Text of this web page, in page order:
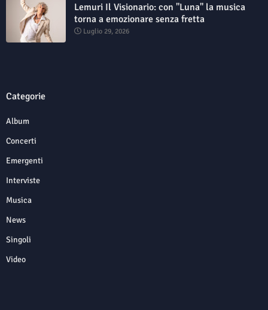
Lemuri Il Visionario: con "Luna" la musica
torna a emozionare senza fretta
Luglio 29, 2026
Categorie
Album
Concerti
Emergenti
Interviste
Musica
News
Singoli
Video